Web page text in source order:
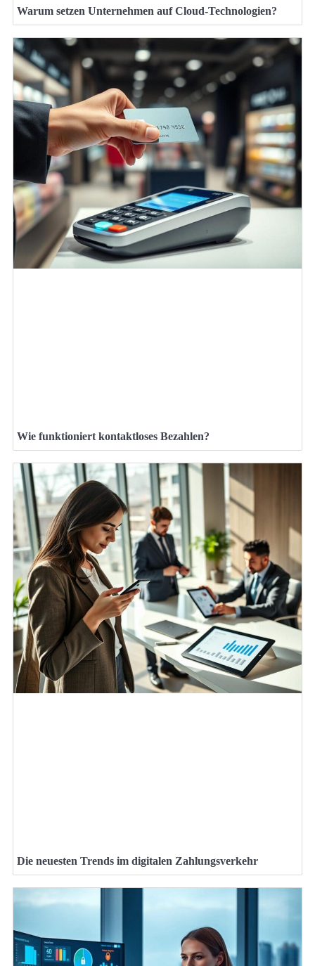
Warum setzen Unternehmen auf Cloud-Technologien?
Wie funktioniert kontaktloses Bezahlen?
Die neuesten Trends im digitalen Zahlungsverkehr